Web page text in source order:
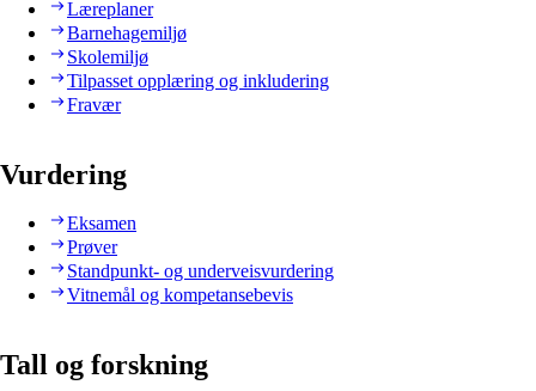
Læreplaner
Barnehagemiljø
Skolemiljø
Tilpasset opplæring og inkludering
Fravær
Vurdering
Eksamen
Prøver
Standpunkt- og underveisvurdering
Vitnemål og kompetansebevis
Tall og forskning